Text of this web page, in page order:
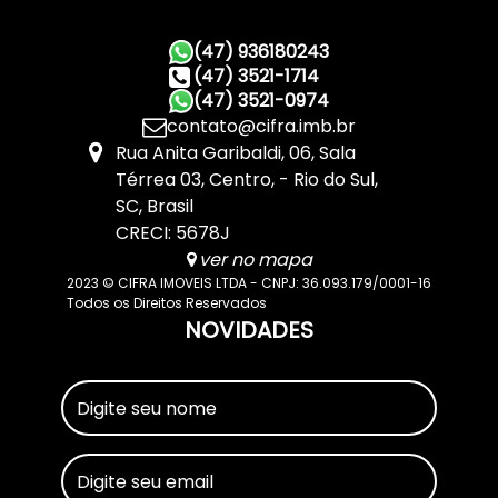
(47) 936180243
(47) 3521-1714
(47) 3521-0974
contato@cifra.imb.br
Rua Anita Garibaldi,06,Sala
Térrea 03,Centro, Rio do Sul,
SC, Brasil
CRECI: 5678J
ver no mapa
2023 © CIFRA IMOVEIS LTDA - CNPJ: 36.093.179/0001-16
Todos os Direitos Reservados
NOVIDADES